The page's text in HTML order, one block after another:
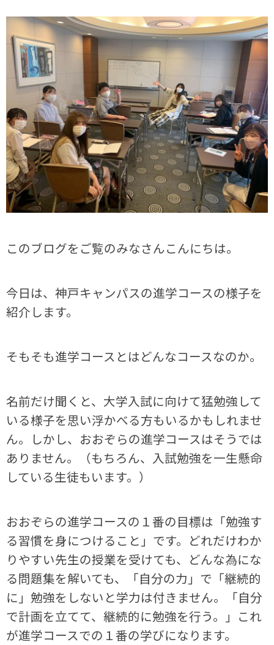
このブログをご覧のみなさんこんにちは。
今日は、神戸キャンパスの進学コースの様子を
紹介します。
そもそも進学コースとはどんなコースなのか。
名前だけ聞くと、大学入試に向けて猛勉強して
いる様子を思い浮かべる方もいるかもしれませ
ん。しかし、おおぞらの進学コースはそうでは
ありません。（もちろん、入試勉強を一生懸命
している生徒もいます。）
おおぞらの進学コースの１番の目標は「勉強す
る習慣を身につけること」です。どれだけわか
りやすい先生の授業を受けても、どんな為にな
る問題集を解いても、「自分の力」で「継続的
に」勉強をしないと学力は付きません。「自分
で計画を立てて、継続的に勉強を行う。」これ
が進学コースでの１番の学びになります。